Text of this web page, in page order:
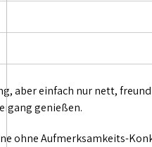
aber einfach nur nett,
genießen.
ohne Aufmerksamkeits-